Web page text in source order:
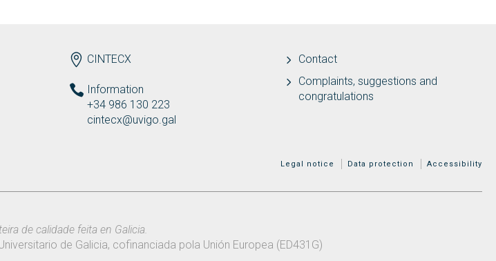
ENDEREZO EN
CINTECX
Information
+34 986 130 223
cintecx@uvigo.gal
Contact
Complaints, suggestions and
congratulations
MENÚ ADICIONAL
Legal notice Data protection Accessibility
de calidade feita en Galicia.
de Galicia, cofinanciada pola Unión Europea (ED431G)